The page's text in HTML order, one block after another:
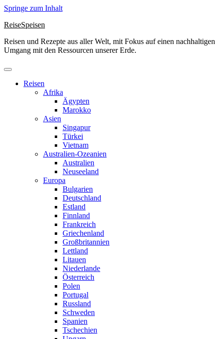
Springe zum Inhalt
ReiseSpeisen
Reisen und Rezepte aus aller Welt, mit Fokus auf einen nachhaltigen
Umgang mit den Ressourcen unserer Erde.
Reisen
Afrika
Ägypten
Marokko
Asien
Singapur
Türkei
Vietnam
Australien-Ozeanien
Australien
Neuseeland
Europa
Bulgarien
Deutschland
Estland
Finnland
Frankreich
Griechenland
Großbritannien
Lettland
Litauen
Niederlande
Österreich
Polen
Portugal
Russland
Schweden
Spanien
Tschechien